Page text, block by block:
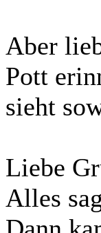
Aber
Pott
sieht
Liebe
Alles